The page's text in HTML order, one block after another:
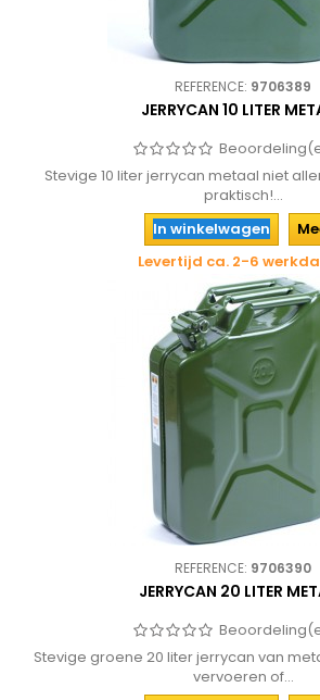
REFERENCE: 9706389
JERRYCAN 10 LITER
Stevige 10 liter jerrycan metaal niet
praktisch!...
In winkelwagen
Levertijd ca. 2-6
REFERENCE: 9706390
JERRYCAN 20 LITER
Stevige groene 20 liter jerrycan van
vervoeren of...